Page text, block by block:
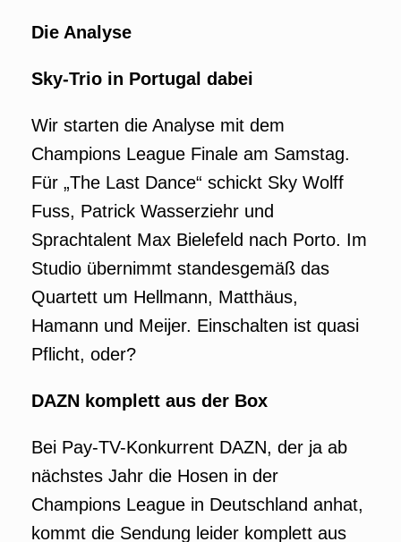
Die Analyse
Sky-Trio in Portugal dabei
Wir starten die Analyse mit dem
Champions League Finale am Samstag.
Für „The Last Dance“ schickt Sky Wolff
Fuss, Patrick Wasserziehr und
Sprachtalent Max Bielefeld nach Porto. Im
Studio übernimmt standesgemäß das
Quartett um Hellmann, Matthäus,
Hamann und Meijer. Einschalten ist quasi
Pflicht, oder?
DAZN komplett aus der Box
Bei Pay-TV-Konkurrent DAZN, der ja ab
nächstes Jahr die Hosen in der
Champions League in Deutschland anhat,
kommt die Sendung leider komplett aus